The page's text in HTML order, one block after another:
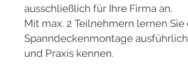
ausschließlich für Ihre Firma an.
Mit max. 2 Teilnehmern lernen Sie
Spanndeckenmontage
und Praxis kennen.